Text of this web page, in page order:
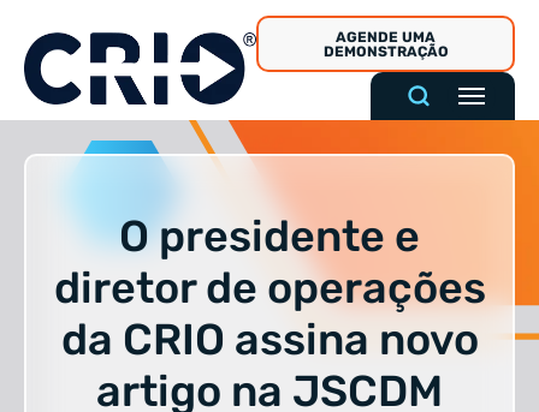
para
conteúdo
AGENDE UMA
DEMONSTRAÇÃO
O presidente e
diretor de operações
da CRIO assina novo
artigo na JSCDM